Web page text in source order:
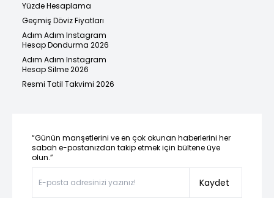
Yüzde Hesaplama
Geçmiş Döviz Fiyatları
Adım Adım Instagram
Hesap Dondurma 2026
Adım Adım Instagram
Hesap Silme 2026
Resmi Tatil Takvimi 2026
“Günün manşetlerini ve en çok okunan haberlerini her
sabah e-postanızdan takip etmek için bültene üye
olun.”
Kaydet